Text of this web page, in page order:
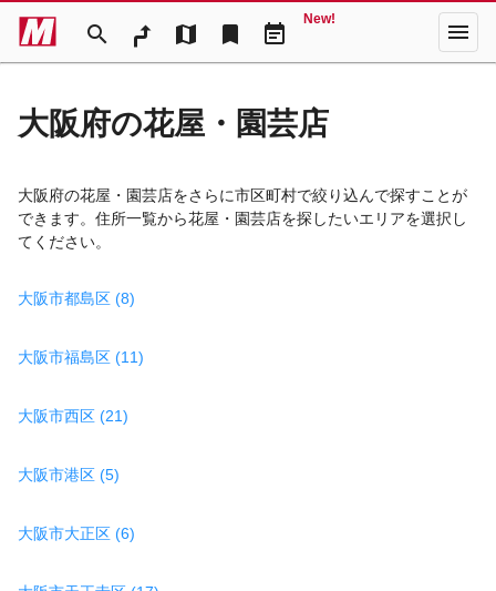
search map bookmark event_note
New! menu
大阪府の花屋・園芸店
大阪府の花屋・園芸店をさらに市区町村で絞り込んで探すことが
できます。住所一覧から花屋・園芸店を探したいエリアを選択し
てください。
大阪市都島区 (8)
大阪市福島区 (11)
大阪市西区 (21)
大阪市港区 (5)
大阪市大正区 (6)